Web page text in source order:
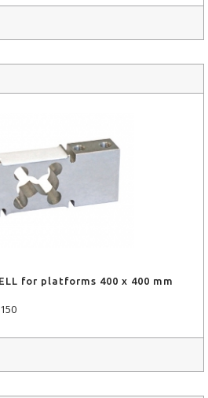
for platforms 400 x 400 mm